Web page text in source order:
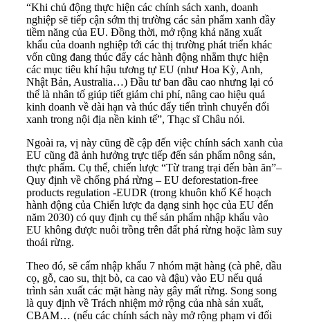
“Khi chủ động thực hiện các chính sách xanh, doanh
nghiệp sẽ tiếp cận sớm thị trường các sản phẩm xanh đầy
tiềm năng của EU. Đồng thời, mở rộng khả năng xuất
khẩu của doanh nghiệp tới các thị trường phát triển khác
vốn cũng đang thúc đẩy các hành động nhằm thực hiện
các mục tiêu khí hậu tương tự EU (như Hoa Kỳ, Anh,
Nhật Bản, Australia…) Đầu tư ban đầu cao nhưng lại có
thể là nhân tố giúp tiết giảm chi phí, nâng cao hiệu quả
kinh doanh về dài hạn và thúc đẩy tiến trình chuyển đổi
xanh trong nội địa nền kinh tế”, Thạc sĩ Châu nói.
Ngoài ra, vị này cũng đề cập đến việc chính sách xanh của
EU cũng đã ảnh hưởng trực tiếp đến sản phẩm nông sản,
thực phẩm. Cụ thể, chiến lược “Từ trang trại đến bàn ăn”–
Quy định về chống phá rừng – EU deforestation-free
products regulation -EUDR (trong khuôn khổ Kế hoạch
hành động của Chiến lược đa dạng sinh học của EU đến
năm 2030) có quy định cụ thể sản phẩm nhập khẩu vào
EU không được nuôi trồng trên đất phá rừng hoặc làm suy
thoái rừng.
Theo đó, sẽ cấm nhập khẩu 7 nhóm mặt hàng (cà phê, dầu
cọ, gỗ, cao su, thịt bò, ca cao và đậu) vào EU nếu quá
trình sản xuất các mặt hàng này gây mất rừng. Song song
là quy định về Trách nhiệm mở rộng của nhà sản xuất,
CBAM… (nếu các chính sách này mở rộng phạm vi đối